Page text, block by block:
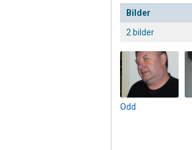
Bilder
2 bilder
Odd